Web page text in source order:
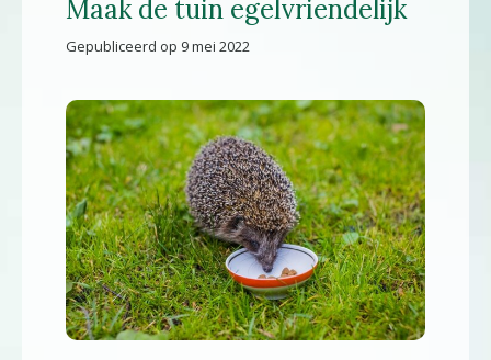
Maak de tuin egelvriendelijk
Gepubliceerd op 9 mei 2022